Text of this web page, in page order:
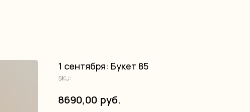
1 сентября: Букет 85
SKU:
8690,00 руб.